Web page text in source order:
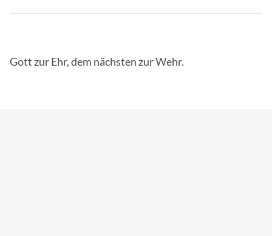
Gott zur Ehr, dem nächsten zur Wehr.